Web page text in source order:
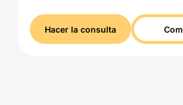
Hacer la consulta